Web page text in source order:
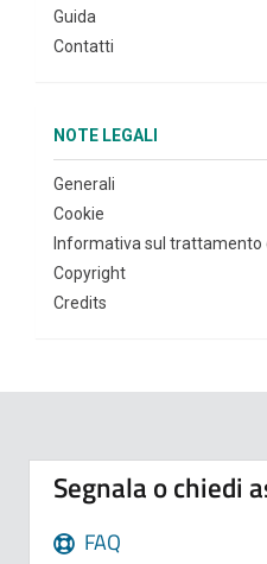
Guida
Contatti
NOTE LEGALI
Generali
Cookie
Informativa sul trattamento
Copyright
Credits
Segnala o chiedi
FAQ